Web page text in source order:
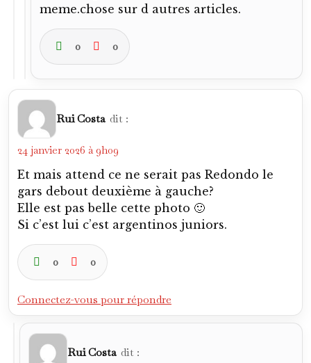
meme.chose sur d autres articles.
0 0
Rui Costa dit :
24 janvier 2026 à 9h09
Et mais attend ce ne serait pas Redondo le
gars debout deuxième à gauche?
Elle est pas belle cette photo 🙂
Si c’est lui c’est argentinos juniors.
0 0
Connectez-vous pour répondre
Rui Costa dit :